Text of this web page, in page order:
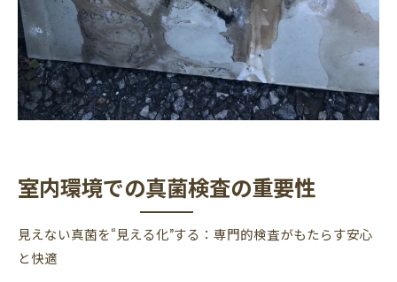
室内環境での真菌検査の重要性
見えない真菌を“見える化”する：専門的検査がもたらす安心
と快適